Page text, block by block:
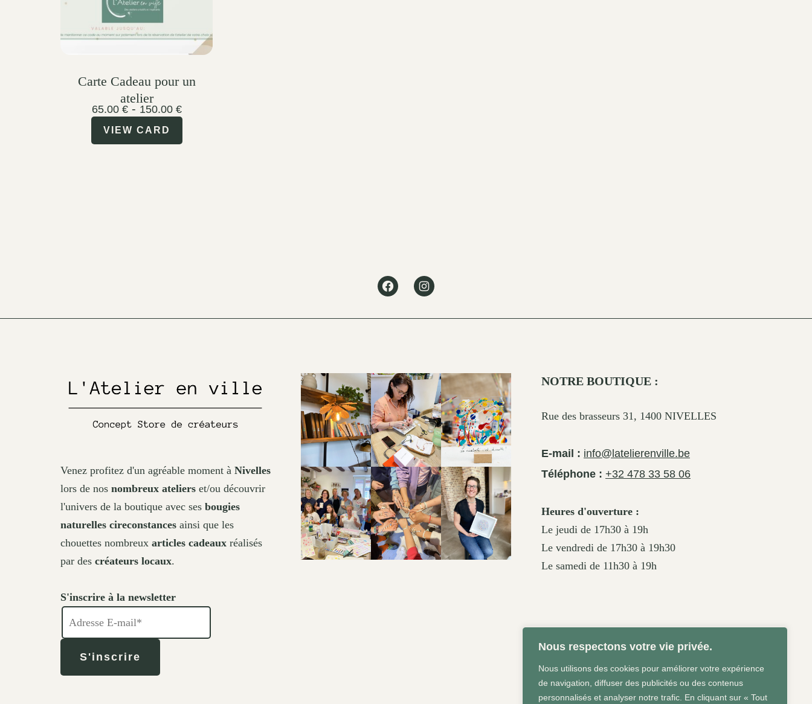
Nous respectons votre vie privée.
Nous utilisons des cookies pour améliorer votre expérience
de navigation, diffuser des publicités ou des contenus
personnalisés et analyser notre trafic. En cliquant sur « Tout
Carte Cadeau pour un
atelier
65.00 €- 150.00 €
VIEW CARD
FacebookInstagram
Venez profitez d'un agréable moment à Nivelles
lors de nos nombreux ateliers et/ou découvrir
l'univers de la boutique avec ses bougies
naturelles cireconstances ainsi que les
chouettes nombreux articles cadeaux réalisés
par des créateurs locaux.
S'inscrire à la newsletter
NOTRE BOUTIQUE :
Rue des brasseurs 31, 1400 NIVELLES
E-mail : info@latelierenville.be
Téléphone : +32 478 33 58 06
Heures d'ouverture :
Le jeudi de 17h30 à 19h
Le vendredi de 17h30 à 19h30
Le samedi de 11h30 à 19h